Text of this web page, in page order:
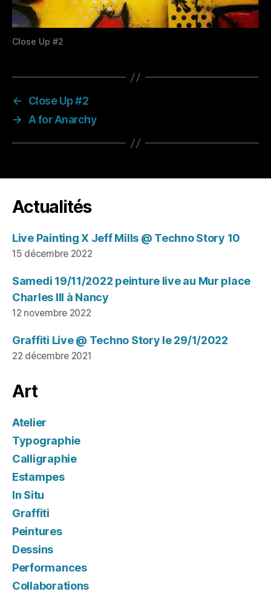
Close Up #2
←
Close Up #2
→
A for Anarchy
Actualités
Live Painting X Jeff Mills @ Techno Story 10
15 décembre 2022
Samedi 19/11/2022 peinture live au Mur place
Charles III à Nancy
12 novembre 2022
Graffiti Live @ Techno Story le 29/1/2022
22 décembre 2021
Art
Atelier
Typographie
Calligraphie
Estampes
In Situ
Graffiti
Peintures
Dessins
Performances
Collaborations